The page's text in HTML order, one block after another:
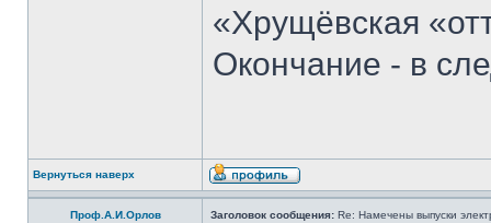
«Хрущёвская
Окончание - в
Вернуться наверх
Проф.А.И.Орлов Заголовок сообщения: Re: Намечены выпуски